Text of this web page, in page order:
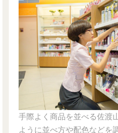
手際よく商品を並べる佐渡
ように並べ方や配色などを